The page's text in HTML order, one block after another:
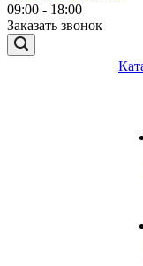
09:00 - 18:00
Заказать звонок